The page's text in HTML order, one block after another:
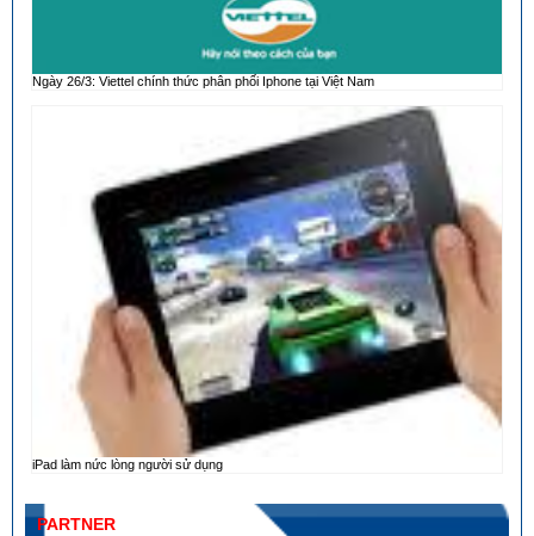
Ngày 26/3: Viettel chính thức phân phối Iphone tại Việt Nam
iPad làm nức lòng người sử dụng
PARTNER